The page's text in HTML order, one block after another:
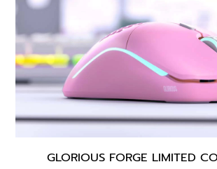
GLORIOUS FORGE LIMITED